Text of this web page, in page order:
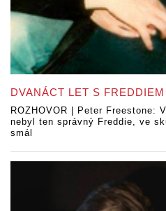
DVANÁCT LET S
ROZHOVOR | Peter Freestone:
nebyl ten správný Freddie, ve
smál